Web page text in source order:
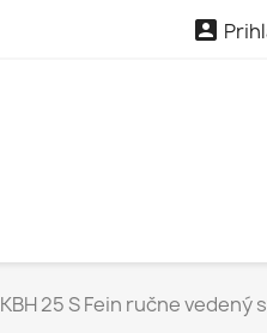

KBH 25 S Fein ručne